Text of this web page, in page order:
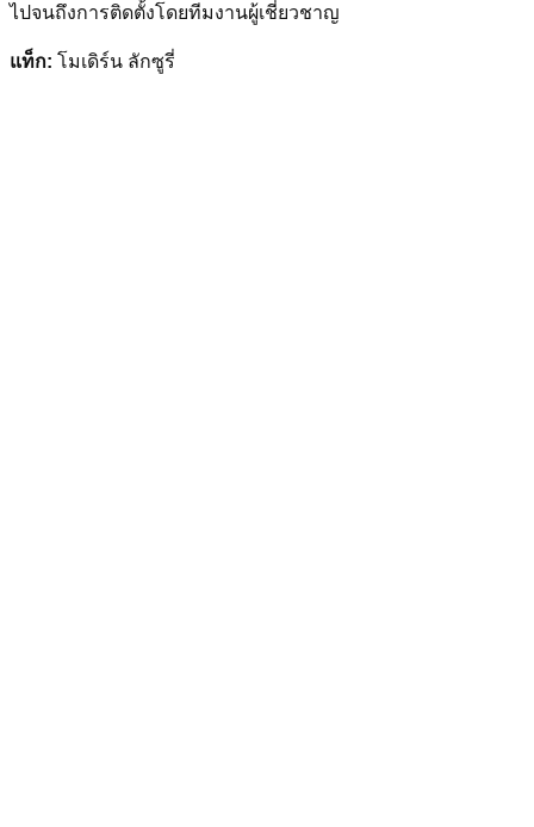
ไปจนถึงการติดตั้งโดยทีมงานผู้เชี่ยวชาญ
แท็ก: โมเดิร์น ลักซูรี่